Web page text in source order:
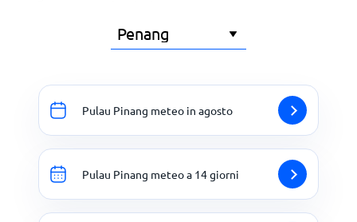
Pulau Pinang meteo in agosto
Pulau Pinang meteo a 14 giorni